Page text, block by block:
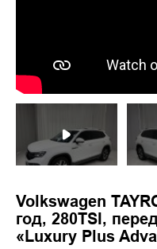
Volkswagen
год, 280TSI,
«Luxury Plus